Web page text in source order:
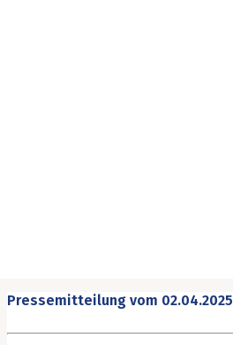
Pressemitteilung vom 02.04.2025